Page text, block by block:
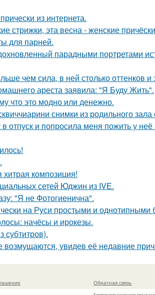
из интернета.
стрижки, эта весна - женские
для парней.
парадными портретами
чем сила, в ней столько оттенков и
ареста заявила: "Я Буду Жить".
что это модно или денежно.
снимки из родильного зала
отпуск и попросила меня пожить у
хитрая композиция!
сетей Юджин из IVE.
"Я не Фотогиенична".
на Руси простыми и однотипными
начёсы и ирокезы.
субтитров).
увидев её недавние
Обратная связь